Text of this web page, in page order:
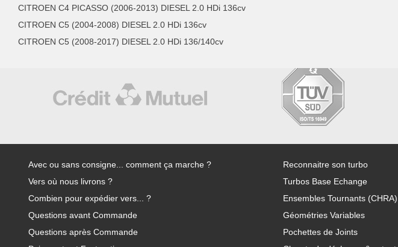
CITROEN C4 PICASSO (2006-2013) DIESEL 2.0 HDi 136cv
CITROEN C5 (2004-2008) DIESEL 2.0 HDi 136cv
CITROEN C5 (2008-2017) DIESEL 2.0 HDi 136/140cv
Avec ou sans consigne... comment ça marche ?
Vers où nous livrons ?
Combien pour expédier vers... ?
Questions avant Commande
Questions après Commande
Reconnaitre son turbo
Turbos Base Echange
Ensembles Tournants (CHRA)
Géométries Variables
Pochettes de Joints